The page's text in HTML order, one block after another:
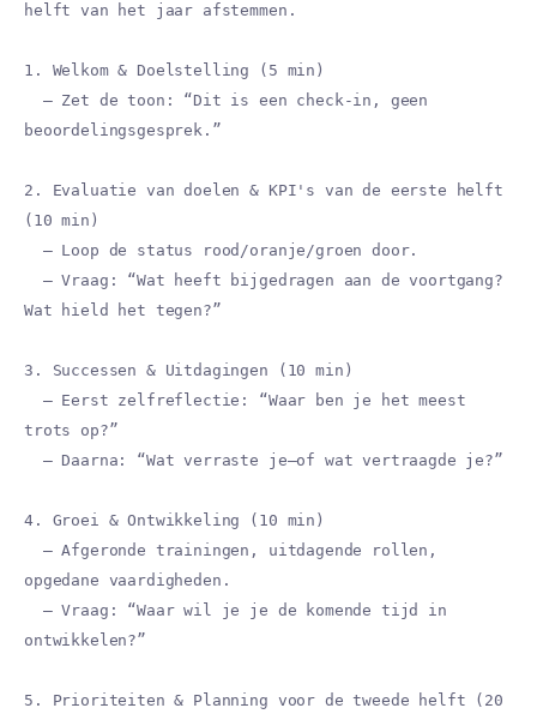
helft van het jaar afstemmen.
1. Welkom & Doelstelling (5 min)
– Zet de toon: “Dit is een check-in, geen
beoordelingsgesprek.”
2. Evaluatie van doelen & KPI's van de eerste helft
(10 min)
– Loop de status rood/oranje/groen door.
– Vraag: “Wat heeft bijgedragen aan de voortgang?
Wat hield het tegen?”
3. Successen & Uitdagingen (10 min)
– Eerst zelfreflectie: “Waar ben je het meest
trots op?”
– Daarna: “Wat verraste je—of wat vertraagde je?”
4. Groei & Ontwikkeling (10 min)
– Afgeronde trainingen, uitdagende rollen,
opgedane vaardigheden.
– Vraag: “Waar wil je je de komende tijd in
ontwikkelen?”
5. Prioriteiten & Planning voor de tweede helft (20